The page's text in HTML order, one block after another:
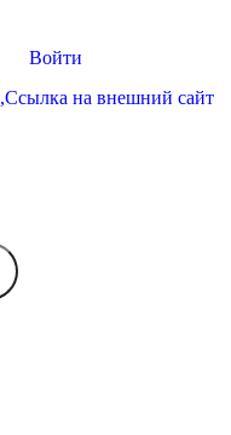
Войти
,Ссылка на внешний сайт